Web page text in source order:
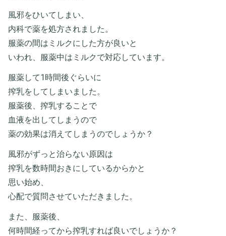
風邪をひいてしまい、
内科で薬を処方されました。
服薬の間はミルクにした方が良いと
いわれ、服薬中はミルクで対応しています。
服薬して1時間後ぐらいに
搾乳をしてしまいました。
服薬後、搾乳することで
血液を出してしまうので
薬の効果は消えてしまうのでしょうか？
風邪がずっと治らない原因は
搾乳を数時間おきにしているからかと
思い始め、
心配で質問させていただきました。
また、服薬後、
何時間経ってから搾乳すれば良いでしょうか？